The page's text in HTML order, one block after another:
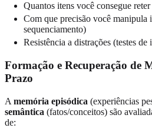
Quantos itens você consegue
Com que precisão você manipula
sequenciamento)
Resistência a distrações (testes de
Formação e Recuperação de
Prazo
A memória episódica (experiências
semântica (fatos/conceitos) são
de: